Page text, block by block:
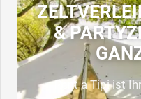
&
Rent a Tipi ist